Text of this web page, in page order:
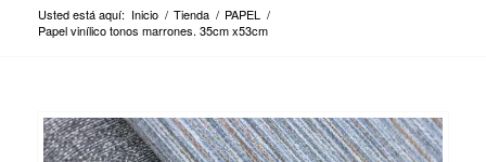
Usted está aquí: Inicio / Tienda / PAPEL
/
Papel vinílico tonos marrones. 35cm x53cm